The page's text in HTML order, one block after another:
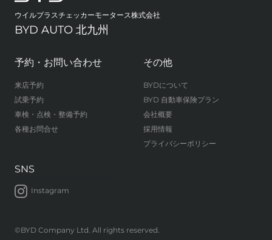
ウイルプラスチェッカーモータース株式会社
BYD AUTO 北九州
予約・お問い合わせ
来店予約
試乗予約
車検・点検・整備予約
各種お問合せ
その他
BYDについて
BYD 自動車保険プラン
会社概要
採用情報
プライバシーポリシー
SNS
Instagram
©BYD Company Ltd. All rights reserved.